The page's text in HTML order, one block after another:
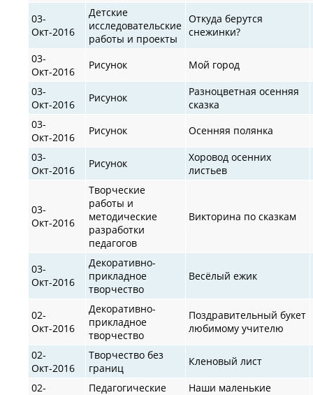
03-
Окт-2016
Детские
исследовательские
работы и проекты
Откуда берутся
снежинки?
03-
Окт-2016
Рисунок
Мой город
03-
Окт-2016
Рисунок
Разноцветная осенняя
сказка
03-
Окт-2016
Рисунок
Осенняя полянка
03-
Окт-2016
Рисунок
Хоровод осенних
листьев
03-
Окт-2016
Творческие
работы и
методические
разработки
педагогов
Викторина по сказкам
03-
Окт-2016
Декоративно-
прикладное
творчество
Весёлый ежик
02-
Окт-2016
Декоративно-
прикладное
творчество
Поздравительный букет
любимому учителю
02-
Окт-2016
Творчество без
границ
Кленовый лист
02-
Педагогические
Наши маленькие